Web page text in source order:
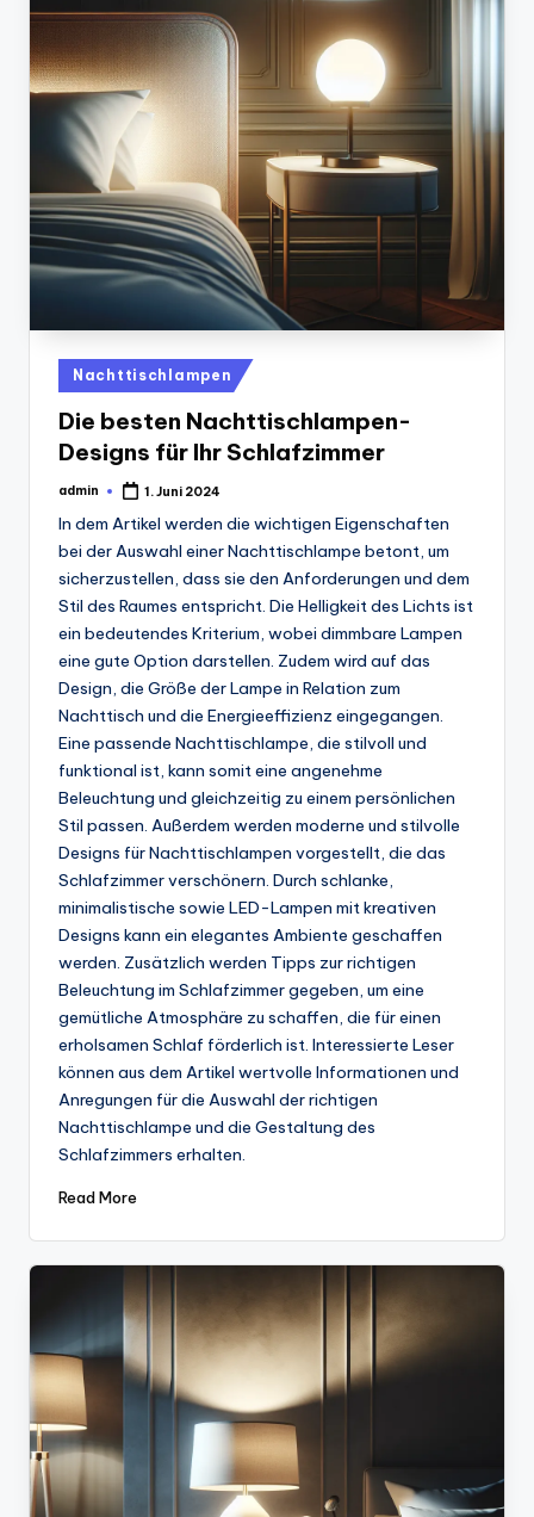
Posted
in
Nachttischlampen
Die besten Nachttischlampen-
Designs für Ihr Schlafzimmer
Posted
admin 1. Juni 2024
In dem Artikel werden die wichtigen Eigenschaften
bei der Auswahl einer Nachttischlampe betont, um
sicherzustellen, dass sie den Anforderungen und dem
Stil des Raumes entspricht. Die Helligkeit des Lichts ist
ein bedeutendes Kriterium, wobei dimmbare Lampen
eine gute Option darstellen. Zudem wird auf das
Design, die Größe der Lampe in Relation zum
Nachttisch und die Energieeffizienz eingegangen.
Eine passende Nachttischlampe, die stilvoll und
funktional ist, kann somit eine angenehme
Beleuchtung und gleichzeitig zu einem persönlichen
Stil passen. Außerdem werden moderne und stilvolle
Designs für Nachttischlampen vorgestellt, die das
Schlafzimmer verschönern. Durch schlanke,
minimalistische sowie LED-Lampen mit kreativen
Designs kann ein elegantes Ambiente geschaffen
werden. Zusätzlich werden Tipps zur richtigen
Beleuchtung im Schlafzimmer gegeben, um eine
gemütliche Atmosphäre zu schaffen, die für einen
erholsamen Schlaf förderlich ist. Interessierte Leser
können aus dem Artikel wertvolle Informationen und
Anregungen für die Auswahl der richtigen
Nachttischlampe und die Gestaltung des
Schlafzimmers erhalten.
Read More